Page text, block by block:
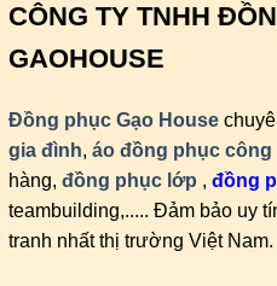
CÔNG TY TNHH
GAOHOUSE
Đồng phục Gạo House
gia đình, áo đồng phục công
hàng, đồng phục lớp , đồng
teambuilding,..... Đảm bảo uy
tranh nhất thị trường Việt Nam.